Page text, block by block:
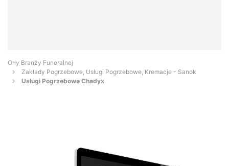
Orły Branży Funeralnej
Zakłady Pogrzebowe, Usługi Pogrzebowe, Kremacje - Sanok
Usługi Pogrzebowe Chadyx